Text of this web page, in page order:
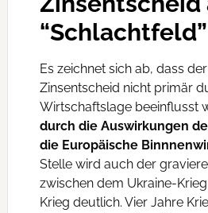
“Schlachtfeld”
Es zeichnet sich ab, dass
Zinsentscheid nicht primär
Wirtschaftslage beeinflusst
durch die Auswirkungen
die Europäische
Stelle wird auch der
zwischen dem Ukraine-
Krieg deutlich. Vier Jahre